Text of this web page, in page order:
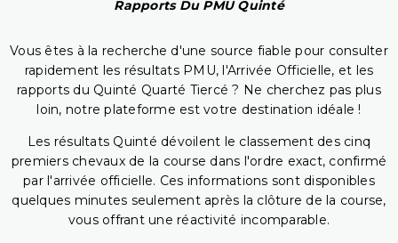
Rapports Du PMU Quinté
Vous êtes à la recherche d'une source fiable pour consulter
rapidement les résultats PMU, l'Arrivée Officielle, et les
rapports du Quinté Quarté Tiercé ? Ne cherchez pas plus
loin, notre plateforme est votre destination idéale !
Les résultats Quinté dévoilent le classement des cinq
premiers chevaux de la course dans l'ordre exact, confirmé
par l'arrivée officielle. Ces informations sont disponibles
quelques minutes seulement après la clôture de la course,
vous offrant une réactivité incomparable.